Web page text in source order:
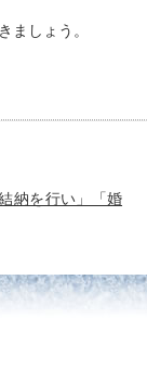
ましょう。
納を行い」「婚